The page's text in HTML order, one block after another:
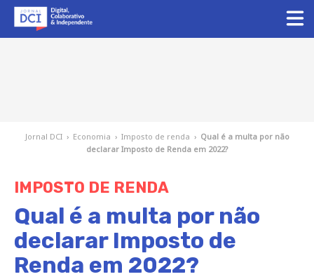
Jornal DCI › Economia › Imposto de renda › Qual é a multa por não
declarar Imposto de Renda em 2022?
IMPOSTO DE RENDA
Qual é a multa por não
declarar Imposto de
Renda em 2022?